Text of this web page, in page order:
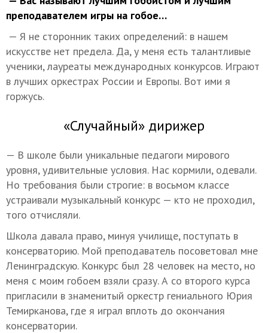
преподавателем игры на гобое…
— Я не сторонник таких определений: в нашем
искусстве нет предела. Да, у меня есть талантливые
ученики, лауреаты международных конкурсов. Играют
в лучших оркестрах России и Европы. Вот ими я
горжусь.
«Случайный» дирижер
— В школе были уникальные педагоги мирового
уровня, удивительные условия. Нас кормили, одевали.
Но требования были строгие: в восьмом классе
устраивали музыкальный конкурс — кто не проходил,
того отчисляли.
Школа давала право, минуя училище, поступать в
консерваторию. Мой преподаватель посоветовал мне
Ленинградскую. Конкурс был 28 человек на место, но
меня с моим гобоем взяли сразу. А со второго курса
пригласили в знаменитый оркестр гениального Юрия
Темирканова, где я играл вплоть до окончания
консерватории.